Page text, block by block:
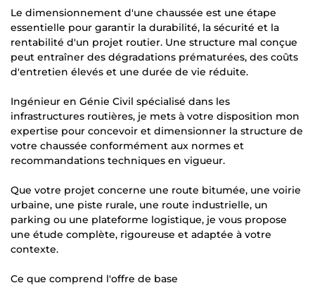
Le dimensionnement d'une chaussée est une étape
essentielle pour garantir la durabilité, la sécurité et la
rentabilité d'un projet routier. Une structure mal conçue
peut entraîner des dégradations prématurées, des coûts
d'entretien élevés et une durée de vie réduite.
Ingénieur en Génie Civil spécialisé dans les
infrastructures routières, je mets à votre disposition mon
expertise pour concevoir et dimensionner la structure de
votre chaussée conformément aux normes et
recommandations techniques en vigueur.
Que votre projet concerne une route bitumée, une voirie
urbaine, une piste rurale, une route industrielle, un
parking ou une plateforme logistique, je vous propose
une étude complète, rigoureuse et adaptée à votre
contexte.
Ce que comprend l'offre de base